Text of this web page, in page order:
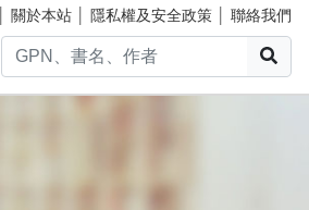
關於本站 隱私權及安全政策 聯絡我們